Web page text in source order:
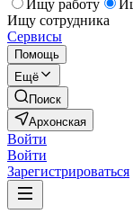
Ищу работу
Ищу сотрудника
Сервисы
Помощь
Ещё
Поиск
Архонская
Войти
Войти
Зарегистрироваться